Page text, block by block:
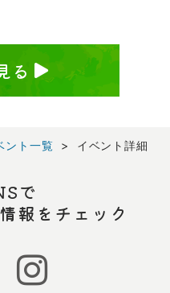
る
ント一覧 イベント詳細
で
報をチェック